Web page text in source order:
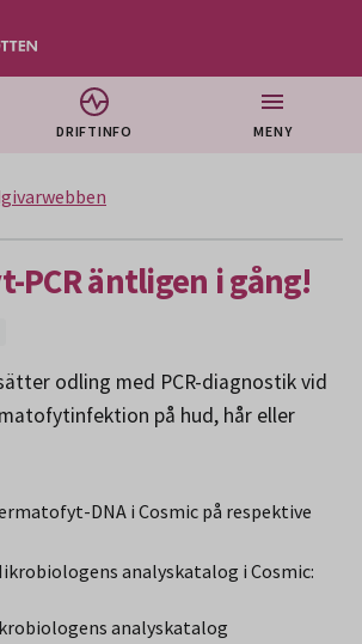
DRIFTINFO MENY
PCR äntligen i gång!
odling med PCR-diagnostik vid
på hud, hår eller
DNA i Cosmic på respektive
analyskatalog i Cosmic: